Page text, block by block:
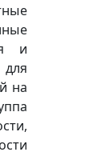
и
на